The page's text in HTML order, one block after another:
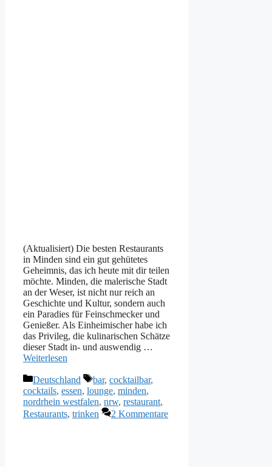
(Aktualisiert) Die besten Restaurants
in Minden sind ein gut gehütetes
Geheimnis, das ich heute mit dir teilen
möchte. Minden, die malerische Stadt
an der Weser, ist nicht nur reich an
Geschichte und Kultur, sondern auch
ein Paradies für Feinschmecker und
Genießer. Als Einheimischer habe ich
das Privileg, die kulinarischen Schätze
dieser Stadt in- und auswendig …
Weiterlesen
Kategorien
Deutschland Schlagwörter
bar, cocktailbar,
cocktails, essen, lounge, minden,
nordrhein westfalen, nrw, restaurant,
Restaurants, trinken 2 Kommentare